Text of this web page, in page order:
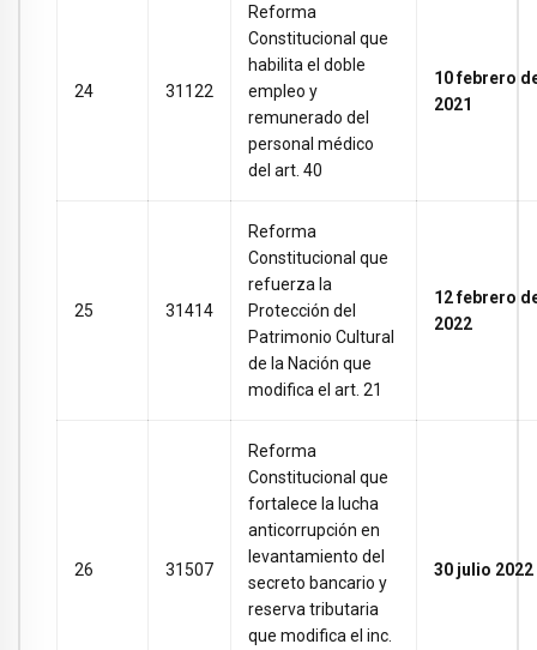
24 31122
Reforma
Constitucional que
habilita el doble
empleo y
remunerado del
personal médico
del art. 40
10 febrero
2021
25 31414
Reforma
Constitucional que
refuerza la
Protección del
Patrimonio Cultural
de la Nación que
modifica el art. 21
12 febrero
2022
26 31507
Reforma
Constitucional que
fortalece la lucha
anticorrupción en
levantamiento del
secreto bancario y
reserva tributaria
que modifica el inc.
30 julio 2022